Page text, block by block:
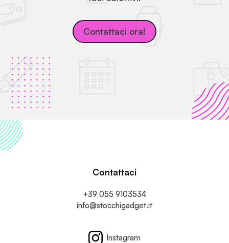
Contattaci ora!
Contattaci
+39 055 9103534
info@stocchigadget.it
Instagram